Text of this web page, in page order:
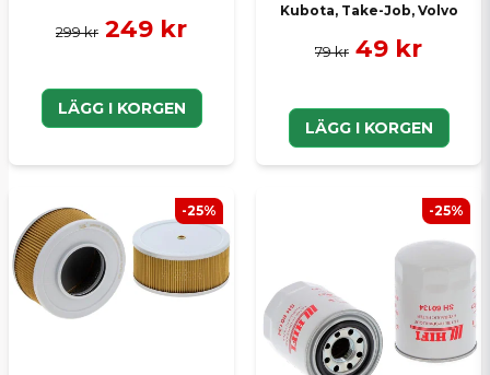
299 kr 249 kr
LÄGG I KORGEN
Kubota, Take-Job, Volvo
79 kr 49 kr
LÄGG I KORGEN
-25% -25%